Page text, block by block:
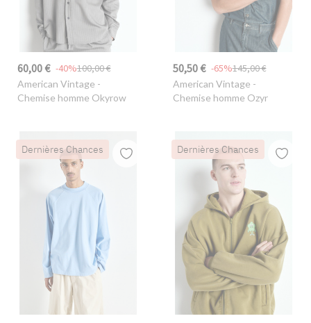
60,00 € 100,00 €
-40%
American Vintage -
Chemise homme Okyrow
50,50 € 145,00 €
-65%
American Vintage -
Chemise homme Ozyr
Dernières Chances Dernières Chances